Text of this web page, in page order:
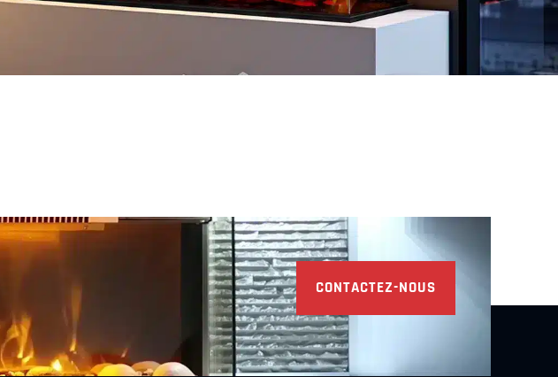
CONTACTEZ-NOUS